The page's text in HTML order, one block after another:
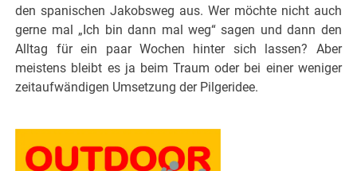
den spanischen Jakobsweg aus. Wer möchte nicht auch
gerne mal „Ich bin dann mal weg“ sagen und dann den
Alltag für ein paar Wochen hinter sich lassen? Aber
meistens bleibt es ja beim Traum oder bei einer weniger
zeitaufwändigen Umsetzung der Pilgeridee.